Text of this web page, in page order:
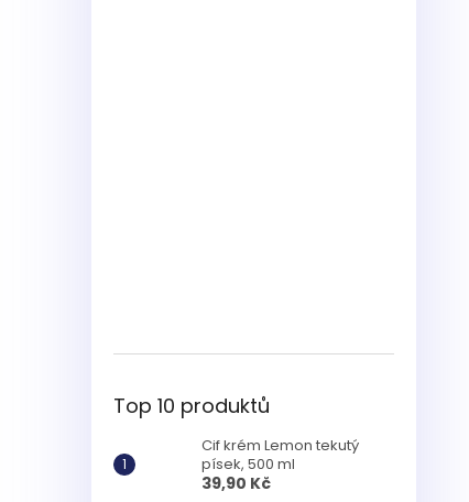
Top 10 produktů
Cif krém Lemon tekutý
písek, 500 ml
39,90 Kč